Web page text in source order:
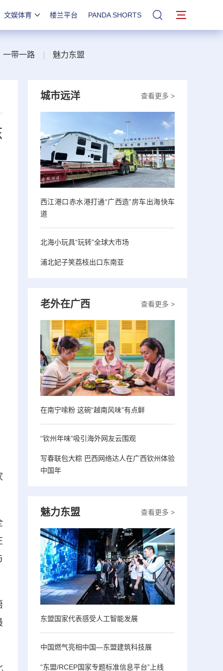
文娱体育 楼兰平台 PANDA SHORTS 站内搜索
一带一路 魅力东盟
查看更多 >
城市远洋
西江港口赤水港打通“广西造”房车出海快车
道
北海小玩具“玩转”全球大市场
浦北妃子笑荔枝出口东南亚
查看更多 >
老外在广西
在南宁嗦粉 这碗“越南风味”有点鲜
“钦州年味”吸引海外网友云围观
写春联包大粽 巴西网络达人在广西钦州体验
中国年
查看更多 >
魅力东盟
东盟国家代表感受人工智能发展
中国燃气亮相中国—东盟建筑科技展
“东盟/RCEP国家专题标准信息平台”上线